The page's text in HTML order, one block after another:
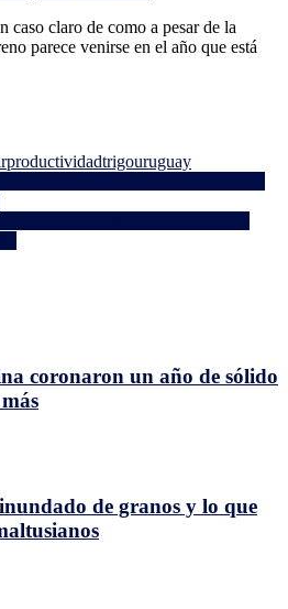
y
sombras
muchos
kilos,
precio
caso claro de como a pesar de la
parece venirse en el año que está
productividadtrigouruguay
coronaron un año de sólido
de granos y lo que